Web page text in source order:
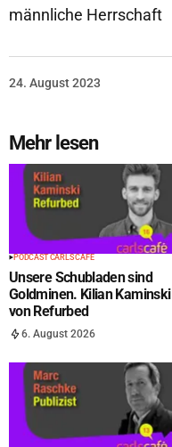
männliche Herrschaft
24. August 2023
Mehr lesen
PODCAST CARLS CAFÉ
Unsere Schubladen sind
Goldminen. Kilian Kaminski
von Refurbed
6. August 2026